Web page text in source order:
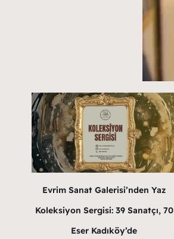
Evrim Sanat Galerisi’nden Yaz
Koleksiyon Sergisi: 39 Sanatçı, 70
Eser Kadıköy’de